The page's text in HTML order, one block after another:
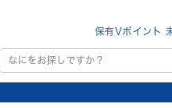
保有Vポイント